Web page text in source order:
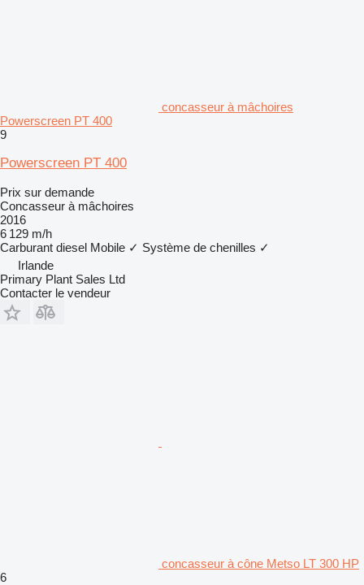
concasseur à mâchoires
Powerscreen PT 400
9
Powerscreen PT 400
Prix sur demande
Concasseur à mâchoires
2016
6 129 m/h
Carburant diesel Mobile ✓ Système de chenilles ✓
Irlande
Primary Plant Sales Ltd
Contacter le vendeur
concasseur à cône Metso LT 300 HP
6